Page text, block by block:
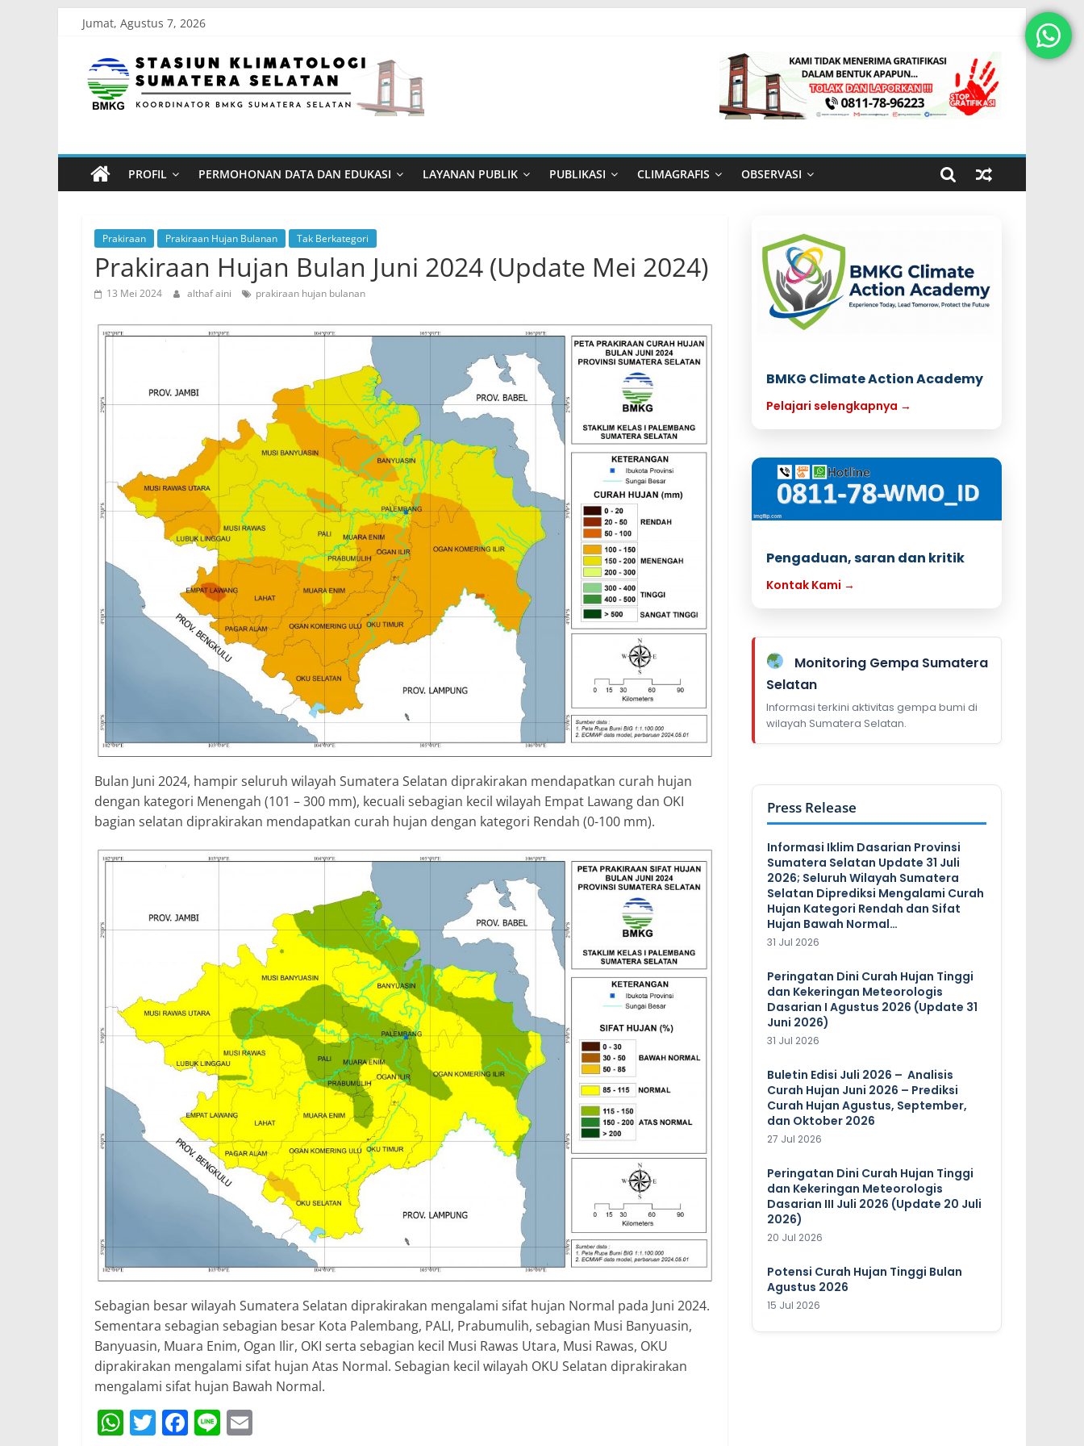
content
Jumat, Agustus 7, 2026
Stasiun
Klimatologi
Sumatera
Selatan
Koordinator
BMKG
Sumatera
Selatan
PROFIL PERMOHONAN DATA DAN EDUKASI LAYANAN PUBLIK PUBLIKASI CLIMAGRAFIS OBSERVASI
Prakiraan Prakiraan Hujan Bulanan Tak Berkategori
Prakiraan Hujan Bulan Juni 2024 (Update Mei 2024)
13 Mei 2024 althaf aini prakiraan hujan bulanan
Bulan Juni 2024, hampir seluruh wilayah Sumatera Selatan diprakirakan mendapatkan curah hujan
dengan kategori Menengah (101 – 300 mm), kecuali sebagian kecil wilayah Empat Lawang dan OKI
bagian selatan diprakirakan mendapatkan curah hujan dengan kategori Rendah (0-100 mm).
Sebagian besar wilayah Sumatera Selatan diprakirakan mengalami sifat hujan Normal pada Juni 2024.
Sementara sebagian sebagian besar Kota Palembang, PALI, Prabumulih, sebagian Musi Banyuasin,
Banyuasin, Muara Enim, Ogan Ilir, OKI serta sebagian kecil Musi Rawas Utara, Musi Rawas, OKU
diprakirakan mengalami sifat hujan Atas Normal. Sebagian kecil wilayah OKU Selatan diprakirakan
mengalami sifat hujan Bawah Normal.
W T F Li
BMKG Climate Action Academy
Pelajari selengkapnya →
Pengaduan, saran dan kritik
Kontak Kami →
Monitoring Gempa Sumatera
Selatan
Informasi terkini aktivitas gempa bumi di
wilayah Sumatera Selatan.
Press Release
Informasi Iklim Dasarian Provinsi
Sumatera Selatan Update 31 Juli
2026; Seluruh Wilayah Sumatera
Selatan Diprediksi Mengalami Curah
Hujan Kategori Rendah dan Sifat
Hujan Bawah Normal…
31 Jul 2026
Peringatan Dini Curah Hujan Tinggi
dan Kekeringan Meteorologis
Dasarian I Agustus 2026 (Update 31
Juni 2026)
31 Jul 2026
Buletin Edisi Juli 2026 – Analisis
Curah Hujan Juni 2026 – Prediksi
Curah Hujan Agustus, September,
dan Oktober 2026
27 Jul 2026
Peringatan Dini Curah Hujan Tinggi
dan Kekeringan Meteorologis
Dasarian III Juli 2026 (Update 20 Juli
2026)
20 Jul 2026
Potensi Curah Hujan Tinggi Bulan
Agustus 2026
15 Jul 2026